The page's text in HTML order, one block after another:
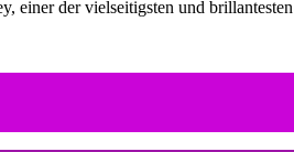
der vielseitigsten und